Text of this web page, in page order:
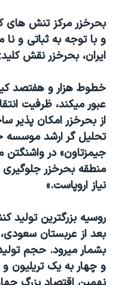
بحرخزر مرکز تنش های
و با توجه به ثباتی و
ايران، بحرخزر نقش
خطوط هزار و هفتصد
عبور ميکند، ظرفيت
از بحرخزر امکان پذير
تحليل گر ارشد
جيمزتاون» در
منطقه بحرخزر جلوگيری
نياز اروپاست.»
روسيه بزرگترين توليد
بعد از عربستان
بشمار ميرود. حجم
و چهار به يک تريليون و